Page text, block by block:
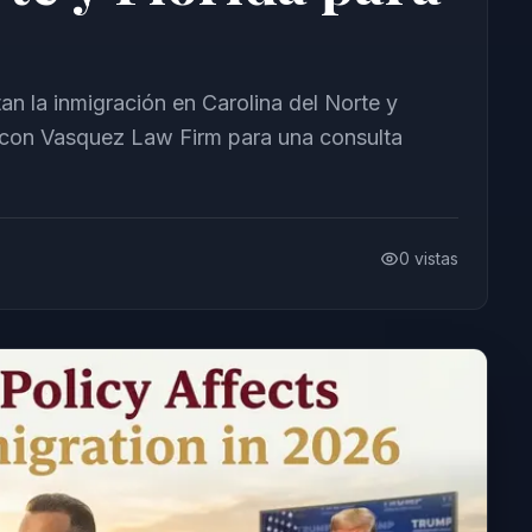
la inmigración en Carolina del Norte y
Vasquez Law Firm para una consulta
0 vistas